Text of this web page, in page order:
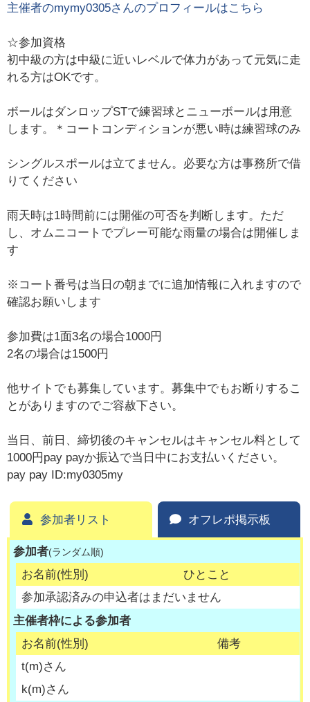
主催者のmymy0305さんのプロフィールはこちら
☆参加資格
初中級の方は中級に近いレベルで体力があって元気に走
れる方はOKです。
ボールはダンロップSTで練習球とニューボールは用意
します。＊コートコンディションが悪い時は練習球のみ
シングルスポールは立てません。必要な方は事務所で借
りてください
雨天時は1時間前には開催の可否を判断します。ただ
し、オムニコートでプレー可能な雨量の場合は開催しま
す
※コート番号は当日の朝までに追加情報に入れますので
確認お願いします
参加費は1面3名の場合1000円
2名の場合は1500円
他サイトでも募集しています。募集中でもお断りするこ
とがありますのでご容赦下さい。
当日、前日、締切後のキャンセルはキャンセル料として
1000円pay payか振込で当日中にお支払いください。
pay pay ID:my0305my
参加者リスト オフレポ掲示板
参加者(ランダム順)
お名前(性別)
ひとこと
参加承認済みの申込者はまだいません
主催者枠による参加者
お名前(性別)
備考
t(m)さん
k(m)さん